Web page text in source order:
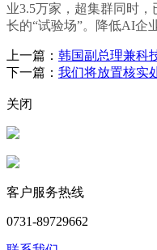
业3.5万家，超集群同时
长的“试验场”。降低AI企
上一篇： 韩国副总理兼科
下一篇： 我们将放置核实
关闭
客户服务热线
0731-89729662